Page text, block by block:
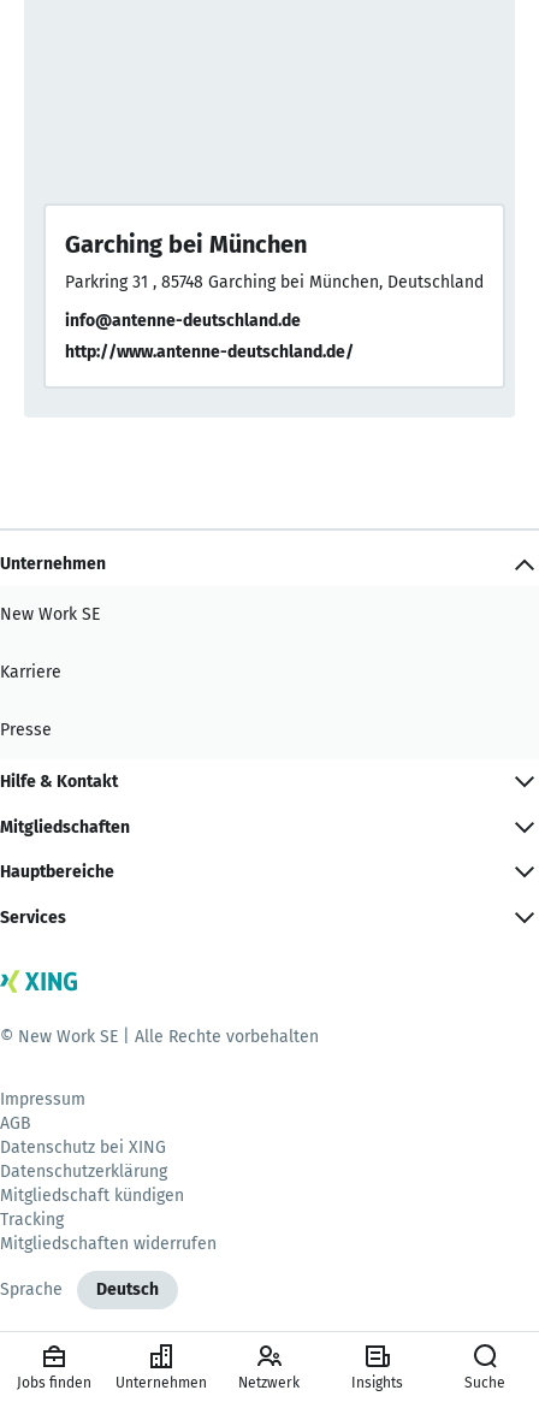
Garching bei München
Parkring 31 , 85748 Garching bei München, Deutschland
info@antenne-deutschland.de
http://www.antenne-deutschland.de/
Unternehmen
New Work SE
Karriere
Presse
Hilfe & Kontakt
Mitgliedschaften
Hauptbereiche
Services
© New Work SE | Alle Rechte vorbehalten
Impressum
AGB
Datenschutz bei XING
Datenschutzerklärung
Mitgliedschaft kündigen
Tracking
Mitgliedschaften widerrufen
Sprache Deutsch
Jobs finden Unternehmen Netzwerk Insights Suche